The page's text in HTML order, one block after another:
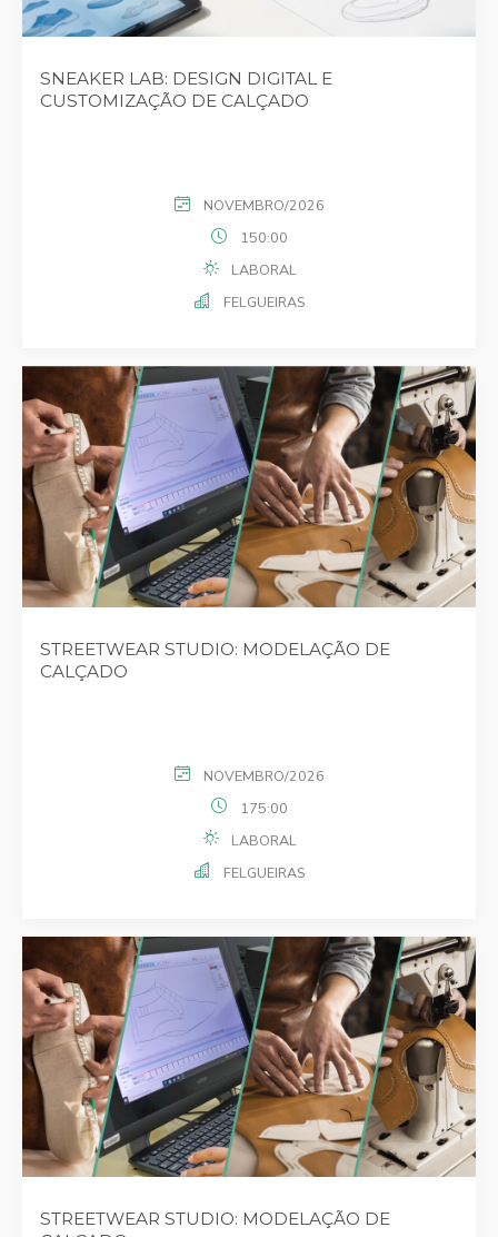
SNEAKER LAB: DESIGN DIGITAL E
CUSTOMIZAÇÃO DE CALÇADO
NOVEMBRO/2026
150:00
LABORAL
FELGUEIRAS
STREETWEAR STUDIO: MODELAÇÃO DE
CALÇADO
NOVEMBRO/2026
175:00
LABORAL
FELGUEIRAS
STREETWEAR STUDIO: MODELAÇÃO DE